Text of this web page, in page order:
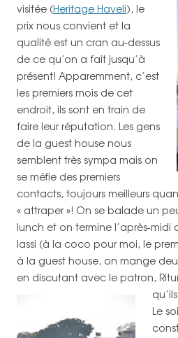
visitée (Heritage Haveli), le
prix nous convient et la
qualité est un cran au-dessus
de ce qu’on a fait jusqu’à
présent! Apparemment, c’est
les premiers mois de cet
endroit, ils sont en train de
faire leur réputation. Les gens
de la guest house nous
semblent très sympa mais on
se méfie des premiers
contacts, toujours meilleurs
« attraper »! On se balade un
lunch et on termine l’après-midi
lassi (à la coco pour moi, le
à la guest house, on mange
en discutant avec le patron,
Le